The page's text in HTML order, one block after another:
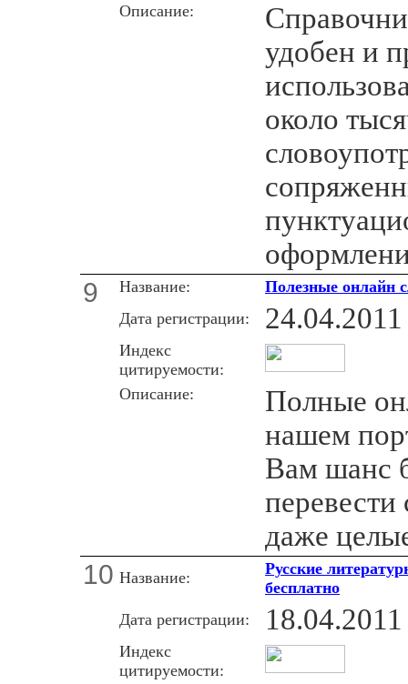
Описание:
удобен и
около
9 Название:
Полезные онлайн
Дата регистрации:
24.04.2011
Индекс
цитируемости:
Описание:
Полные
нашем
Вам шанс
перевести
даже
10 Название:
Русские
бесплатно
Дата регистрации:
18.04.2011
Индекс
цитируемости: